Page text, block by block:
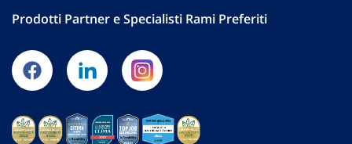
Prodotti Partner e Specialisti Rami Preferiti